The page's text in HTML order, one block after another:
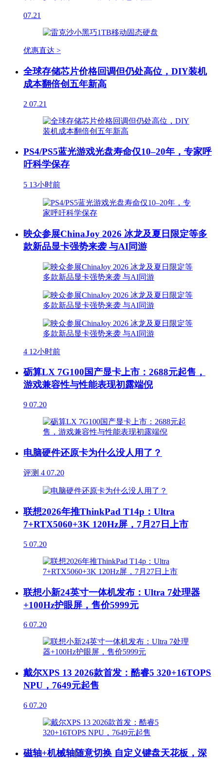
07.21
优惠直达 >
全球存储芯片价格回调但仍处高位，DIY装机
成本翻倍创五年新高
2 07.21
PS4/PS5蓝光游戏光盘寿命仅10–20年，专家呼
吁科学保存
5 13小时前
映众参展ChinaJoy 2026 冰龙及夏日限定等多
款新品显卡强势来袭 与AI同游
4 12小时前
砺算LX 7G100国产显卡上市：2688元起售，
游戏兼容性与性能表现初露端倪
9 07.20
电脑硬件还原卡为什么没人用了？
评测 4 07.20
联想2026年推ThinkPad T14p：Ultra
7+RTX5060+3K 120Hz屏，7月27日上市
5 07.20
联想小新24英寸一体机发布：Ultra 7处理器
+100Hz护眼屏，售价5999元
6 07.20
戴尔XPS 13 2026款首发：酷睿5 320+16TOPS
NPU，7649元起售
6 07.20
磁轴+机械轴随意切换 自定义键盘天花板，深